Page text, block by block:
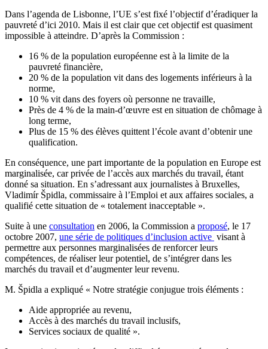
Dans l’agenda de Lisbonne, l’UE s’est fixé l’objectif d’éradiquer la
pauvreté d’ici 2010. Mais il est clair que cet objectif est quasiment
impossible à atteindre. D’après la Commission :
16 % de la population européenne est à la limite de la
pauvreté financière,
20 % de la population vit dans des logements inférieurs à la
norme,
10 % vit dans des foyers où personne ne travaille,
Près de 4 % de la main-d’œuvre est en situation de chômage à
long terme,
Plus de 15 % des élèves quittent l’école avant d’obtenir une
qualification.
En conséquence, une part importante de la population en Europe est
marginalisée, car privée de l’accès aux marchés du travail, étant
donné sa situation. En s’adressant aux journalistes à Bruxelles,
Vladimír Špidla, commissaire à l’Emploi et aux affaires sociales, a
qualifié cette situation de « totalement inacceptable ».
Suite à une consultation en 2006, la Commission a proposé, le 17
octobre 2007, une série de politiques d’inclusion active visant à
permettre aux personnes marginalisées de renforcer leurs
compétences, de réaliser leur potentiel, de s’intégrer dans les
marchés du travail et d’augmenter leur revenu.
M. Špidla a expliqué « Notre stratégie conjugue trois éléments :
Aide appropriée au revenu,
Accès à des marchés du travail inclusifs,
Services sociaux de qualité ».